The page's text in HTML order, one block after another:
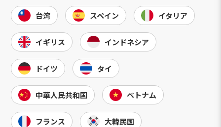
台湾 スペイン イタリア
イギリス インドネシア
ドイツ タイ
中華人民共和国 ベトナム
フランス 大韓民国